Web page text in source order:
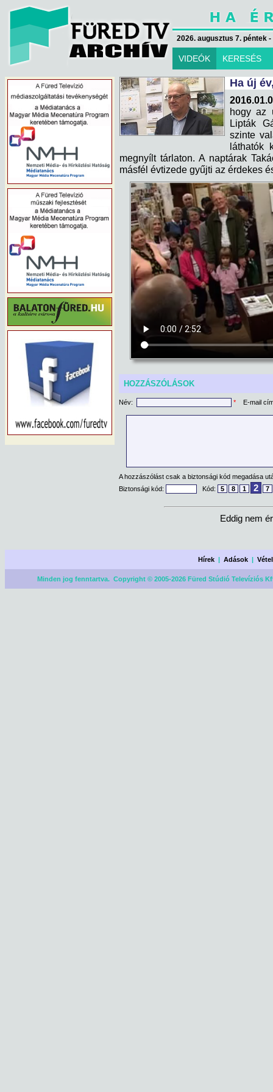
2026. augusztus 7. péntek
VIDEÓK KERESÉS
Ha új
hogy az
Lipták
szinte
láthatók
megnyílt tárlaton. A naptárak
másfél évtizede gyűjti az érdekes
HOZZÁSZÓLÁSOK
Név: * E-mail
A hozzászólást csak a biztonsági kód megadása
Biztonsági kód:
Kód: 5 8 1 2 7
Eddig nem
Hírek |Adások |
Minden jog fenntartva. Copyright © 2005-2026 Füred Stúdió Televíziós